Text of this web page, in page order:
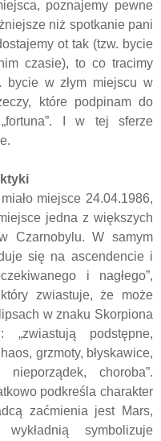
poznajemy pewne
niż spotkanie pani
ot tak (tzw. bycie
czasie), to co tracimy
bycie w złym miejscu w
które podpinam do
„fortuna”. I w tej sferze
miejsce 24.04.1986,
jedna z większych
Czarnobylu. W samym
się na ascendencie i
i nagłego”,
zwiastuje, że może
w znaku Skorpiona
podstępne,
grzmoty, błyskawice,
choroba”.
podkreśla charakter
zaćmienia jest Mars,
symbolizuje